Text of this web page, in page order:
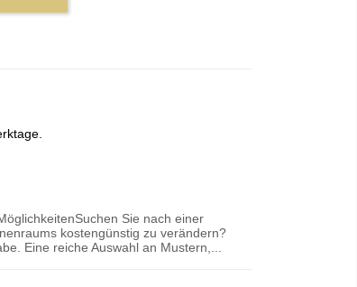
Sie nach einer
kostengünstig zu verändern?
Eine reiche Auswahl an Mustern,...